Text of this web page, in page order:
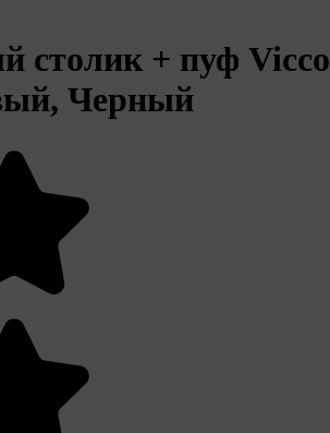
столик + пуф Vicco
Черный